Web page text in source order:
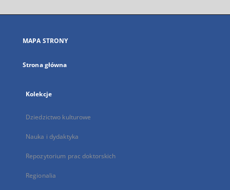
się
karcie
MAPA STRONY
Strona główna
Kolekcje
Dziedzictwo kulturowe
Nauka i dydaktyka
Repozytorium prac doktorskich
Regionalia